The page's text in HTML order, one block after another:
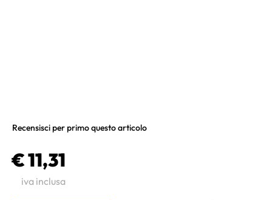
Recensisci per primo questo articolo
€ 11,31
iva inclusa